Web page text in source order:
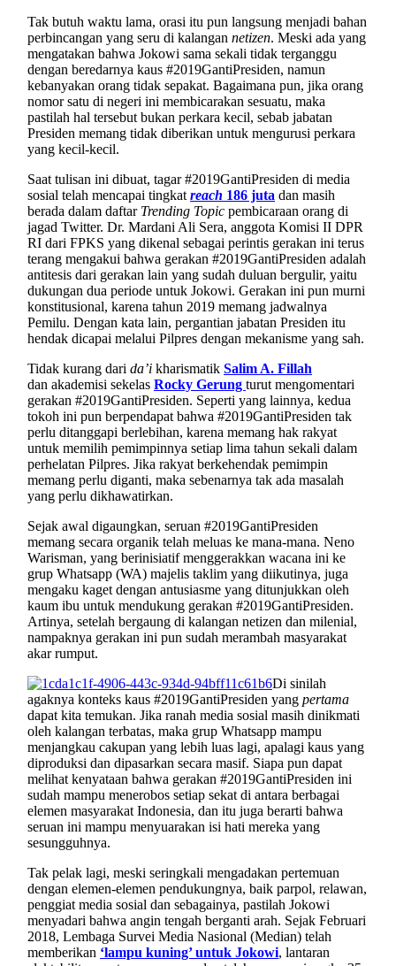
Tak butuh waktu lama, orasi itu pun langsung menjadi bahan
perbincangan yang seru di kalangan netizen. Meski ada yang
mengatakan bahwa Jokowi sama sekali tidak terganggu
dengan beredarnya kaus #2019GantiPresiden, namun
kebanyakan orang tidak sepakat. Bagaimana pun, jika orang
nomor satu di negeri ini membicarakan sesuatu, maka
pastilah hal tersebut bukan perkara kecil, sebab jabatan
Presiden memang tidak diberikan untuk mengurusi perkara
yang kecil-kecil.
Saat tulisan ini dibuat, tagar #2019GantiPresiden di media
sosial telah mencapai tingkat reach 186 juta dan masih
berada dalam daftarTrending Topic pembicaraan orang di
jagad Twitter. Dr. Mardani Ali Sera, anggota Komisi II DPR
RI dari FPKS yang dikenal sebagai perintis gerakan ini terus
terang mengakui bahwa gerakan #2019GantiPresiden adalah
antitesis dari gerakan lain yang sudah duluan bergulir, yaitu
dukungan dua periode untuk Jokowi. Gerakan ini pun murni
konstitusional, karena tahun 2019 memang jadwalnya
Pemilu. Dengan kata lain, pergantian jabatan Presiden itu
hendak dicapai melalui Pilpres dengan mekanisme yang sah.
Tidak kurang dari da’i kharismatik Salim A. Fillah
dan akademisi sekelas Rocky Gerung turut mengomentari
gerakan #2019GantiPresiden. Seperti yang lainnya, kedua
tokoh ini pun berpendapat bahwa #2019GantiPresiden tak
perlu ditanggapi berlebihan, karena memang hak rakyat
untuk memilih pemimpinnya setiap lima tahun sekali dalam
perhelatan Pilpres. Jika rakyat berkehendak pemimpin
memang perlu diganti, maka sebenarnya tak ada masalah
yang perlu dikhawatirkan.
Sejak awal digaungkan, seruan #2019GantiPresiden
memang secara organik telah meluas ke mana-mana. Neno
Warisman, yang berinisiatif menggerakkan wacana ini ke
grup Whatsapp (WA) majelis taklim yang diikutinya, juga
mengaku kaget dengan antusiasme yang ditunjukkan oleh
kaum ibu untuk mendukung gerakan #2019GantiPresiden.
Artinya, setelah bergaung di kalangan netizen dan milenial,
nampaknya gerakan ini pun sudah merambah masyarakat
akar rumput.
Di sinilah
agaknya konteks kaus #2019GantiPresiden yang pertama
dapat kita temukan. Jika ranah media sosial masih dinikmati
oleh kalangan terbatas, maka grup Whatsapp mampu
menjangkau cakupan yang lebih luas lagi, apalagi kaus yang
diproduksi dan dipasarkan secara masif. Siapa pun dapat
melihat kenyataan bahwa gerakan #2019GantiPresiden ini
sudah mampu menerobos setiap sekat di antara berbagai
elemen masyarakat Indonesia, dan itu juga berarti bahwa
seruan ini mampu menyuarakan isi hati mereka yang
sesungguhnya.
Tak pelak lagi, meski seringkali mengadakan pertemuan
dengan elemen-elemen pendukungnya, baik parpol, relawan,
penggiat media sosial dan sebagainya, pastilah Jokowi
menyadari bahwa angin tengah berganti arah. Sejak Februari
2018, Lembaga Survei Media Nasional (Median) telah
memberikan ‘lampu kuning’ untuk Jokowi, lantaran